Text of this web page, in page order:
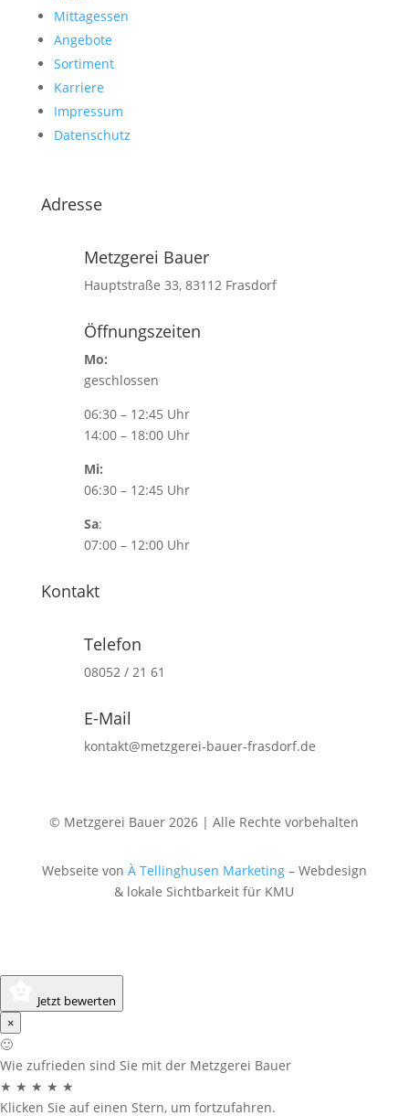
Mittagessen
Angebote
Sortiment
Karriere
Impressum
Datenschutz
Adresse
Metzgerei Bauer
Hauptstraße 33, 83112 Frasdorf
Öffnungszeiten
Mo:
geschlossen
06:30 – 12:45 Uhr
14:00 – 18:00 Uhr
Mi:
06:30 – 12:45 Uhr
Sa:
07:00 – 12:00 Uhr
Kontakt
Telefon
08052 / 21 61
E-Mail
kontakt@metzgerei-bauer-frasdorf.de
© Metzgerei Bauer 2026 | Alle Rechte vorbehalten
Webseite von À Tellinghusen Marketing – Webdesign
& lokale Sichtbarkeit für KMU
Jetzt bewerten
×
🙂
Wie zufrieden sind Sie mit der Metzgerei Bauer
★ ★ ★ ★ ★
Klicken Sie auf einen Stern, um fortzufahren.